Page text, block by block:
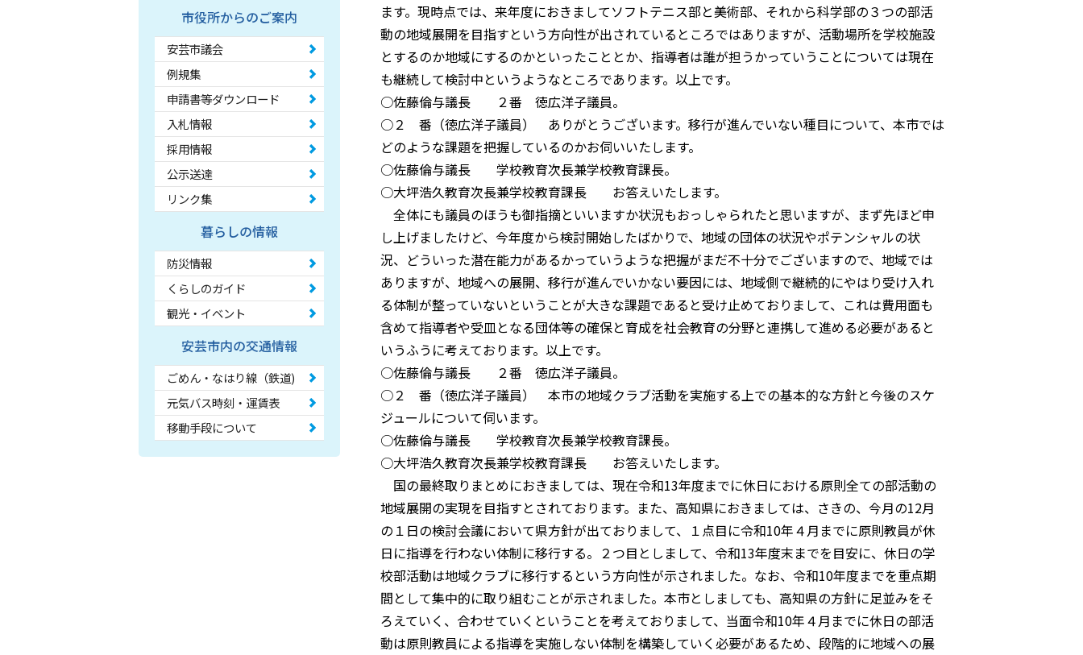
ます。現時点では、来年度におきましてソフトテニス部と美術部、それから科学部の３つの部活
動の地域展開を目指すという方向性が出されているところではありますが、活動場所を学校施設
とするのか地域にするのかといったこととか、指導者は誰が担うかっていうことについては現在
も継続して検討中というようなところであります。以上です。
○佐藤倫与議長 ２番 徳広洋子議員。
○２ 番（徳広洋子議員） ありがとうございます。移行が進んでいない種目について、本市では
どのような課題を把握しているのかお伺いいたします。
○佐藤倫与議長 学校教育次長兼学校教育課長。
○大坪浩久教育次長兼学校教育課長 お答えいたします。
全体にも議員のほうも御指摘といいますか状況もおっしゃられたと思いますが、まず先ほど申
し上げましたけど、今年度から検討開始したばかりで、地域の団体の状況やポテンシャルの状
況、どういった潜在能力があるかっていうような把握がまだ不十分でございますので、地域では
ありますが、地域への展開、移行が進んでいかない要因には、地域側で継続的にやはり受け入れ
る体制が整っていないということが大きな課題であると受け止めておりまして、これは費用面も
含めて指導者や受皿となる団体等の確保と育成を社会教育の分野と連携して進める必要があると
いうふうに考えております。以上です。
○佐藤倫与議長 ２番 徳広洋子議員。
○２ 番（徳広洋子議員） 本市の地域クラブ活動を実施する上での基本的な方針と今後のスケ
ジュールについて伺います。
○佐藤倫与議長 学校教育次長兼学校教育課長。
○大坪浩久教育次長兼学校教育課長 お答えいたします。
国の最終取りまとめにおきましては、現在令和13年度までに休日における原則全ての部活動の
地域展開の実現を目指すとされております。また、高知県におきましては、さきの、今月の12月
の１日の検討会議において県方針が出ておりまして、１点目に令和10年４月までに原則教員が休
日に指導を行わない体制に移行する。２つ目としまして、令和13年度末までを目安に、休日の学
校部活動は地域クラブに移行するという方向性が示されました。なお、令和10年度までを重点期
間として集中的に取り組むことが示されました。本市としましても、高知県の方針に足並みをそ
ろえていく、合わせていくということを考えておりまして、当面令和10年４月までに休日の部活
動は原則教員による指導を実施しない体制を構築していく必要があるため、段階的に地域への展
市役所からのご案内
安芸市議会
例規集
申請書等ダウンロード
入札情報
採用情報
公示送達
リンク集
暮らしの情報
防災情報
くらしのガイド
観光・イベント
安芸市内の交通情報
ごめん・なはり線（鉄道)
元気バス時刻・運賃表
移動手段について